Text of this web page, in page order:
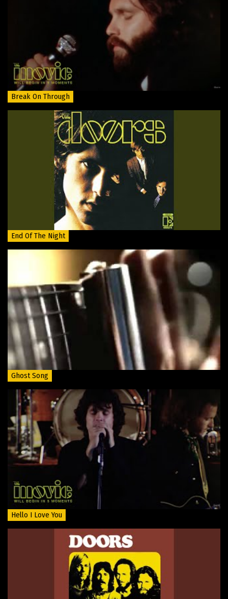
Break On Through
End Of The Night
Ghost Song
Hello I Love You